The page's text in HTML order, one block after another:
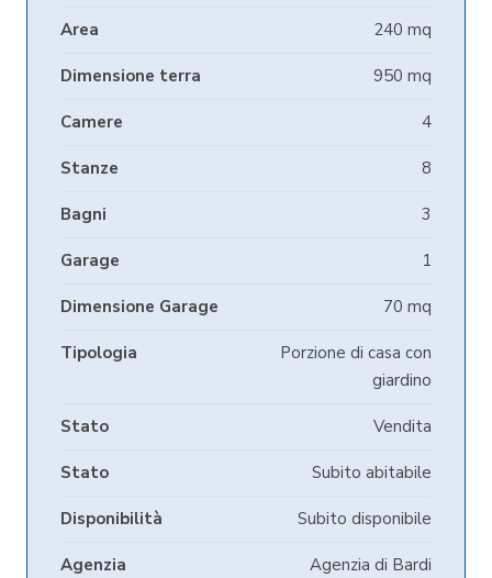
Area 240 mq
Dimensione terra 950 mq
Camere 4
Stanze 8
Bagni 3
Garage 1
Dimensione Garage 70 mq
Tipologia
Porzione di casa con
giardino
Stato Vendita
Stato Subito abitabile
Disponibilità Subito disponibile
Agenzia Agenzia di Bardi